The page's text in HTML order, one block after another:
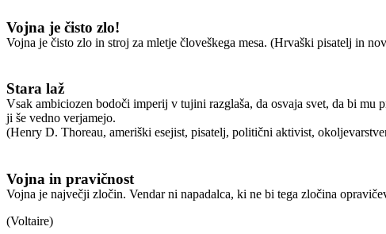
Vojna je čisto zlo!
Vojna je čisto zlo in stroj za mletje človeškega mesa. (Hrvaški pisatelj in
Stara laž
Vsak ambiciozen bodoči imperij v tujini razglaša, da osvaja svet, da bi mu
ji še vedno verjamejo.
(Henry D. Thoreau, ameriški esejist, pisatelj, politični aktivist,
Vojna in pravičnost
Vojna je največji zločin. Vendar ni napadalca, ki ne bi tega zločina
(Voltaire)